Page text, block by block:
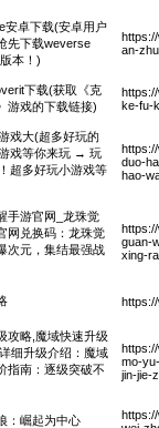
安卓下载(安卓用户
先下载weverse
本！)
an-
下载(获取《克
游戏的下载链接)
ke-fu-
戏大(超多好玩的
戏等你来玩 → 玩
超多好玩小游戏等
duo-
hao-
手游官网_龙珠觉
网兑换码：龙珠觉
次元，集结最强战
guan-
xing-
攻略,魔域快速升级
细升级介绍：魔域
指南：逐级突破不
mo-
jin-jie-
：崛起为中心